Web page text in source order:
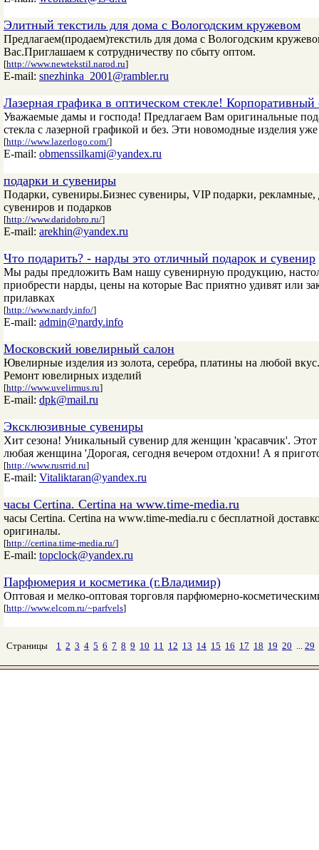
Элитный текстиль для дома с Вологодским кружевом
Предлагаем(продаем)текстиль для дома с Вологодским
Вас.Приглашаем к сотрудничеству по сбыту оптом.
[http://www.newtekstil.narod.ru]
E-mail: snezhinka_2001@rambler.ru
Лазерная графика в оптическом стекле! Корпоративный
Уважаемые дамы и господа! Предлагаем Вам оригинальные
стекла с лазерной графикой и без. Эти новомодные изделия
[http://www.lazerlogo.com/]
E-mail: obmenssilkami@yandex.ru
подарки и сувениры
Подарки, сувениры.Бизнес сувениры, VIP подарки,
сувениров и подарков
[http://www.daridobro.ru/]
E-mail: arekhin@yandex.ru
Что подарить? - нарды это отличный подарок и сувенир
Мы рады предложить Вам нашу сувенирную продукцию,
приобрести нарды, цены на которые Вас приятно удивят или
прилавках
[http://www.nardy.info/]
E-mail: admin@nardy.info
Московский ювелирный салон
Ювелирные изделия из золота, серебра, платины на любой
Ремонт ювелирных изделий
[http://www.uvelirmus.ru]
E-mail: dpk@mail.ru
Эксклюзивные сувениры
Хит сезона! Уникальный сувенир для женщин 'красавчик'.
любая женщина 'Дорогая, сегодня вечером отдохни! А я
[http://www.rusrrid.ru]
E-mail: Vitaliktaran@yandex.ru
часы Certina. Certina на www.time-media.ru
часы Certina. Certina на www.time-media.ru с бесплатной
оригиналы.
[http://certina.time-media.ru/]
E-mail: topclock@yandex.ru
Парфюмерия и косметика (г.Владимир)
Оптовая и мелко-оптовая торговля парфюмерно-
[http://www.elcom.ru/~parfvels]
Страницы 1 2 3 4 5 6 7 8 9 10 11 12 13 14 15 16 17 18 19 20 ... 29